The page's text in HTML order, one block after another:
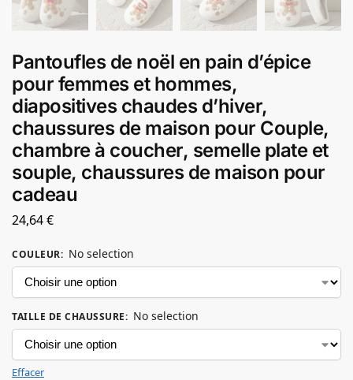
Pantoufles de noël en pain d’épice
pour femmes et hommes,
diapositives chaudes d’hiver,
chaussures de maison pour Couple,
chambre à coucher, semelle plate et
souple, chaussures de maison pour
cadeau
24,64€
COULEUR: No selection
TAILLE DE CHAUSSURE: No selection
Effacer